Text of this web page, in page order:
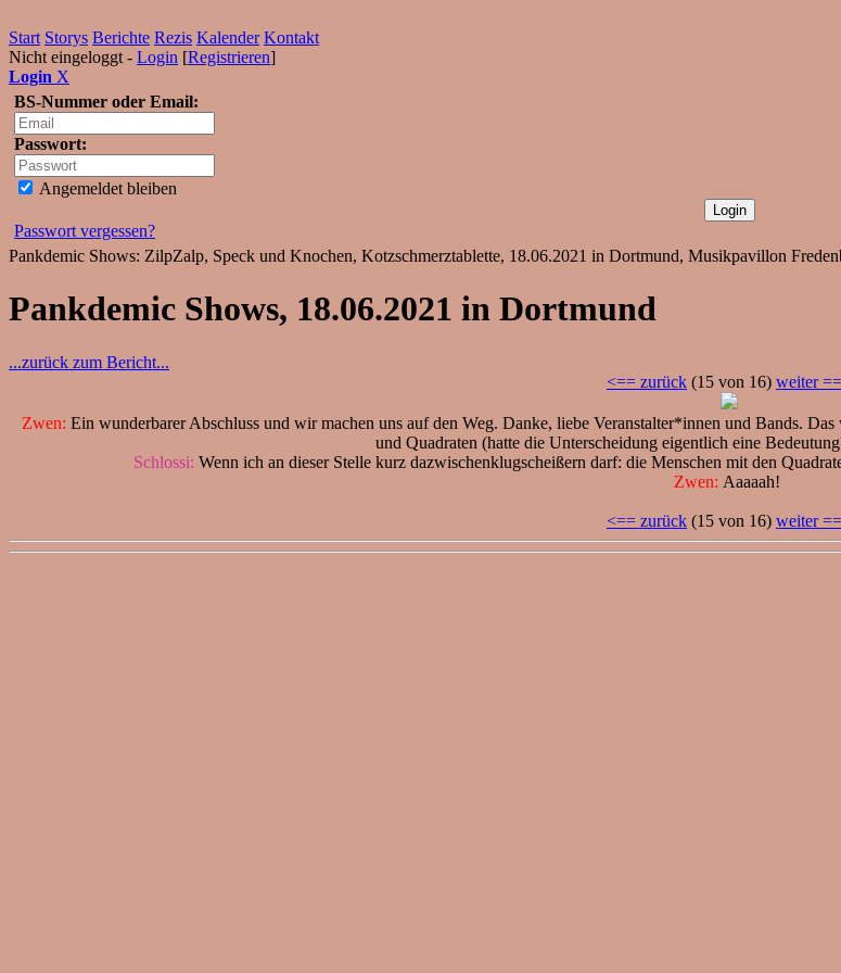
Start Storys Berichte Rezis Kalender Kontakt
Nicht eingeloggt - Login [Registrieren]
Login X
BS-Nummer oder Email:
Passwort:
Angemeldet bleiben
Passwort vergessen?
Pankdemic Shows: ZilpZalp, Speck und Knochen, Kotzschmerztablette, 18.06.2021 in Dortmund, Musikpavillon
Pankdemic Shows, 18.06.2021 in Dortmund
...zurück zum Bericht...
<== zurück (15 von 16) weiter
Zwen: Ein wunderbarer Abschluss und wir machen uns auf den Weg. Danke, liebe Veranstalter*innen und Bands.
und Quadraten (hatte die Unterscheidung eigentlich eine
Schlossi: Wenn ich an dieser Stelle kurz dazwischenklugscheißern darf: die Menschen mit den
Zwen: Aaaaah!
<== zurück (15 von 16) weiter